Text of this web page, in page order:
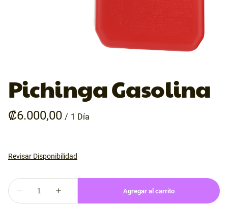
Pichinga Gasolina
/